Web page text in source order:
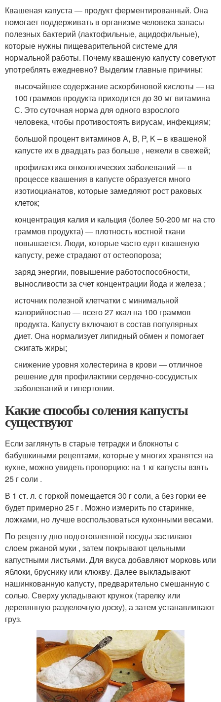
Квашеная капуста — продукт ферментированный. Она
помогает поддерживать в организме человека запасы
полезных бактерий (лактофильные, ацидофильные),
которые нужны пищеварительной системе для
нормальной работы. Почему квашеную капусту советуют
употреблять ежедневно? Выделим главные причины:
высочайшее содержание аскорбиновой кислоты — на
100 граммов продукта приходится до 30 мг витамина
С. Это суточная норма для одного взрослого
человека, чтобы противостоять вирусам, инфекциям;
большой процент витаминов A, B, P, K – в квашеной
капусте их в двадцать раз больше , нежели в свежей;
профилактика онкологических заболеваний — в
процессе квашения в капусте образуется много
изотиоцианатов, которые замедляют рост раковых
клеток;
концентрация калия и кальция (более 50-200 мг на сто
граммов продукта) — плотность костной ткани
повышается. Люди, которые часто едят квашеную
капусту, реже страдают от остеопороза;
заряд энергии, повышение работоспособности,
выносливости за счет концентрации йода и железа ;
источник полезной клетчатки с минимальной
калорийностью — всего 27 ккал на 100 граммов
продукта. Капусту включают в состав популярных
диет. Она нормализует липидный обмен и помогает
сжигать жиры;
снижение уровня холестерина в крови — отличное
решение для профилактики сердечно-сосудистых
заболеваний и гипертонии.
Какие способы соления капусты
существуют
Если заглянуть в старые тетрадки и блокноты с
бабушкиными рецептами, которые у многих хранятся на
кухне, можно увидеть пропорцию: на 1 кг капусты взять
25 г соли .
В 1 ст. л. с горкой помещается 30 г соли, а без горки ее
будет примерно 25 г . Можно измерить по старинке,
ложками, но лучше воспользоваться кухонными весами.
По рецепту дно подготовленной посуды застилают
слоем ржаной муки , затем покрывают цельными
капустными листьями. Для вкуса добавляют морковь или
яблоки, бруснику или клюкву. Далее выкладывают
нашинкованную капусту, предварительно смешанную с
солью. Сверху укладывают кружок (тарелку или
деревянную разделочную доску), а затем устанавливают
груз.